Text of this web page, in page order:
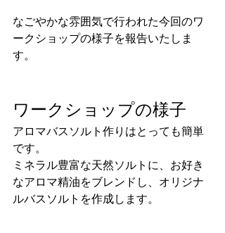
なごやかな雰囲気で行われた今回のワ
ークショップの様子を報告いたしま
す。
ワークショップの様子
アロマバスソルト作りはとっても簡単
です。
ミネラル豊富な天然ソルトに、お好き
なアロマ精油をブレンドし、オリジナ
ルバスソルトを作成します。